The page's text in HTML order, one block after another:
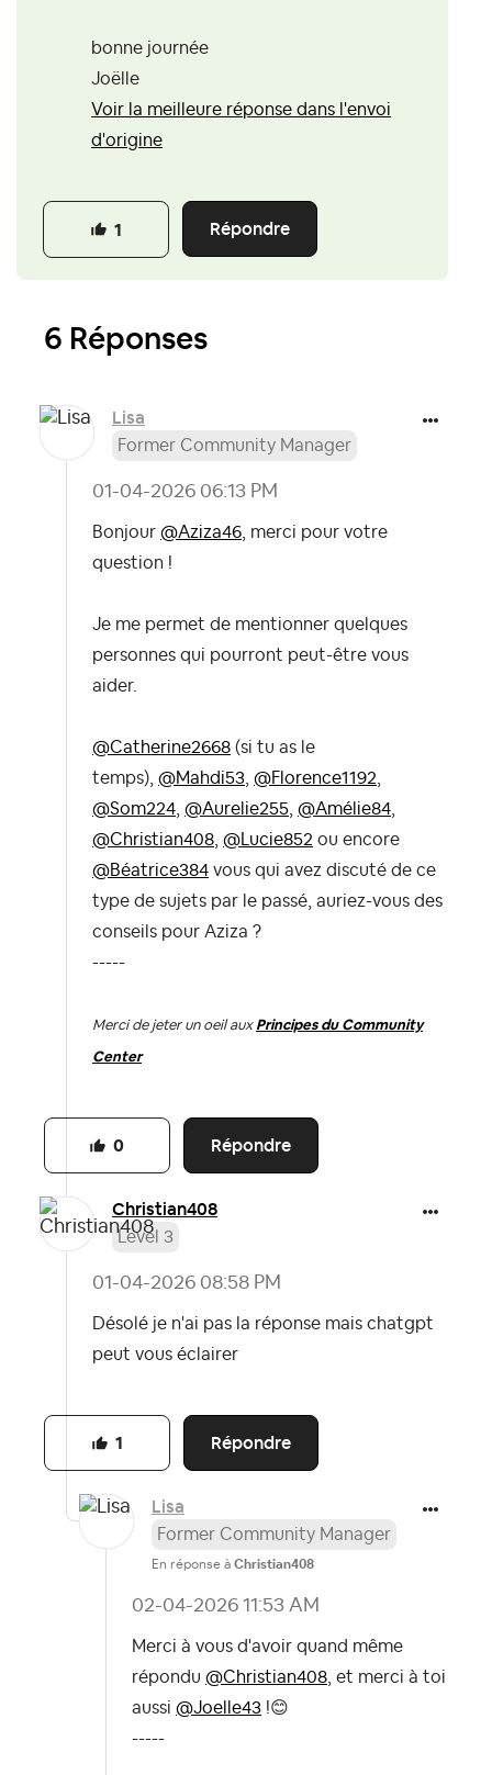
bonne journée
Joëlle
Voir la meilleure réponse dans l'envoi
d'origine
Répondre
1
6 Réponses
Lisa
Former Community Manager
‎01-04-2026 06:13 PM
Bonjour @Aziza46 , merci pour votre
question !
Je me permet de mentionner quelques
personnes qui pourront peut-être vous
aider.
@Catherine2668 (si tu as le
temps), @Mahdi53 @Florence1192
@Som224 @Aurelie255 @Amélie84
@Christian408 @Lucie852 ou encore
@Béatrice384 vous qui avez discuté de ce
type de sujets par le passé, auriez-vous des
conseils pour Aziza ?
-----
Merci de jeter un oeil aux Principes du Community
Center
Répondre
0
Christian408
Level 3
‎01-04-2026 08:58 PM
Désolé je n'ai pas la réponse mais chatgpt
peut vous éclairer
Répondre
1
Lisa
Former Community Manager
En réponse à Christian408
‎02-04-2026 11:53 AM
Merci à vous d'avoir quand même
répondu @Christian408, et merci à toi
aussi @Joelle43 !😊
-----